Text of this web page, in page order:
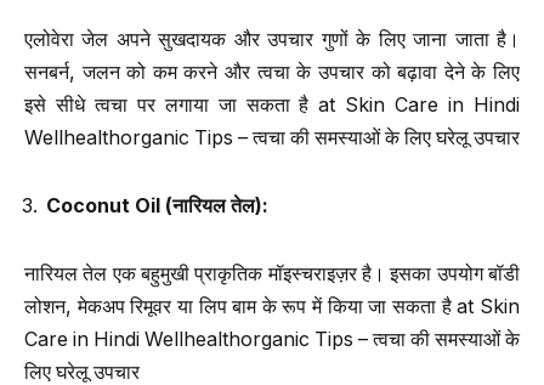
एलोवेरा जेल अपने सुखदायक और उपचार गुणों के लिए जाना जाता है।
सनबर्न, जलन को कम करने और त्वचा के उपचार को बढ़ावा देने के लिए
इसे सीधे त्वचा पर लगाया जा सकता है at Skin Care in Hindi
Wellhealthorganic Tips – त्वचा की समस्याओं के लिए घरेलू उपचार
Coconut Oil (नारियल तेल):
नारियल तेल एक बहुमुखी प्राकृतिक मॉइस्चराइज़र है। इसका उपयोग बॉडी
लोशन, मेकअप रिमूवर या लिप बाम के रूप में किया जा सकता है at Skin
Care in Hindi Wellhealthorganic Tips – त्वचा की समस्याओं के
लिए घरेलू उपचार